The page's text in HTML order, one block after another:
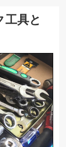
工具と